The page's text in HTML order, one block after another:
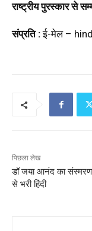
राष्ट्रीय पुरस्कार से
संप्रति :ई-मेल –
पिछला लेख
डॉ जया आनंद का
से भरी हिंदी